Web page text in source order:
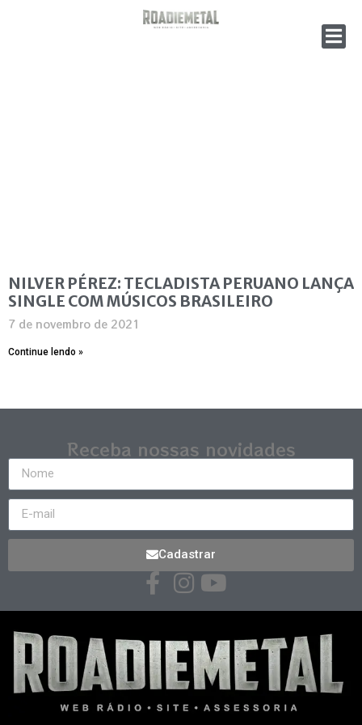
NILVER PÉREZ: TECLADISTA PERUANO LANÇA
SINGLE COM MÚSICOS BRASILEIRO
7 de novembro de 2021
Continue lendo »
Receba nossas novidades
Cadastrar